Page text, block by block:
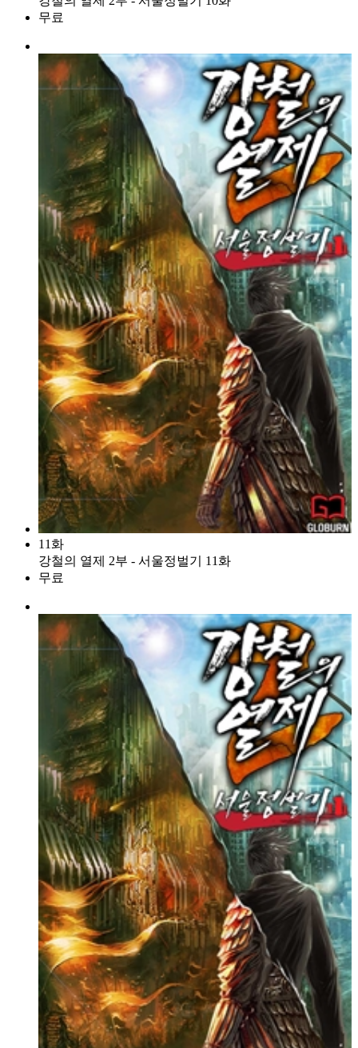
무료
11화
강철의 열제 2부 - 서울정벌기 11화
무료